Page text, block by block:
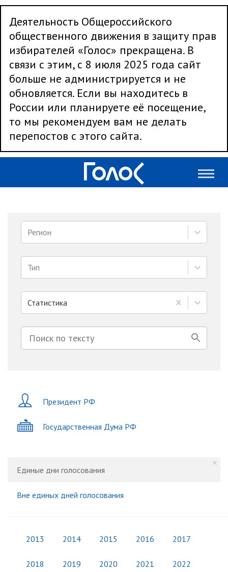
Деятельность Общероссийского
общественного движения в защиту прав
избирателей «Голос» прекращена. В
связи с этим, с 8 июля 2025 года сайт
больше не администрируется и не
обновляется. Если вы находитесь в
России или планируете её посещение,
то мы рекомендуем вам не делать
перепостов с этого сайта.
Регион
Тип
Статистика
Президент РФ
Государственная Дума РФ
Единые дни голосования
Вне единых дней голосования
2013 2014 2015 2016 2017
2018 2019 2020 2021 2022